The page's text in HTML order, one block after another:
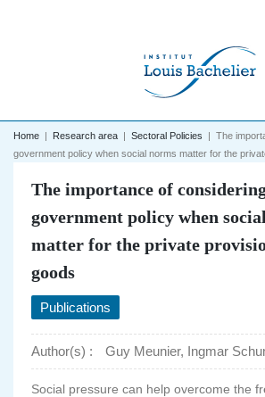
Home | Research area | Sectoral Policies | The
government policy when social norms matter for the
The importance of
government policy when
matter for the private
goods
Publications
Author(s) : Guy Meunier, Ingmar
Social pressure can help overcome the